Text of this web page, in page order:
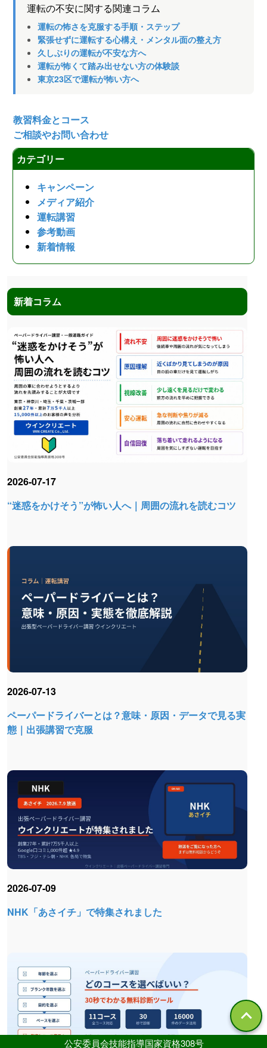
運転の不安に関する関連コラム
運転の怖さを克服する手順・ステップ
緊張せずに運転する心構え・メンタル面の整え方
久しぶりの運転が不安な方へ
運転が怖くて踏み出せない方の体験談
東京23区で運転が怖い方へ
教習料金とコース
ご相談やお問い合わせ
カテゴリー
キャンペーン
メディア紹介
運転講習
参考動画
新着情報
新着コラム
“迷惑をかけそう”が怖い人へ｜周囲の流れを読むコツ
2026-07-17
ペーパードライバーとは？意味・原因・データで見る実
態｜出張講習で克服
2026-07-13
NHK「あさイチ」で特集されました
2026-07-09
公安委員会技能指導国家資格308号